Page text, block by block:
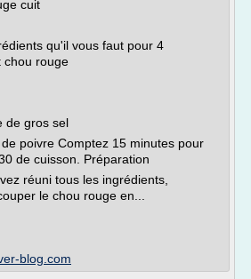
cuit
qu'il vous faut pour 4
chou rouge
de gros sel
poivre Comptez 15 minutes pour
de cuisson. Préparation
réuni tous les ingrédients,
le chou rouge en...
blog.com